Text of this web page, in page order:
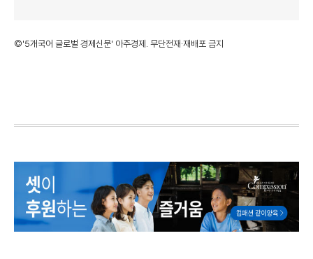
©'5개국어 글로벌 경제신문' 아주경제. 무단전재·재배포 금지